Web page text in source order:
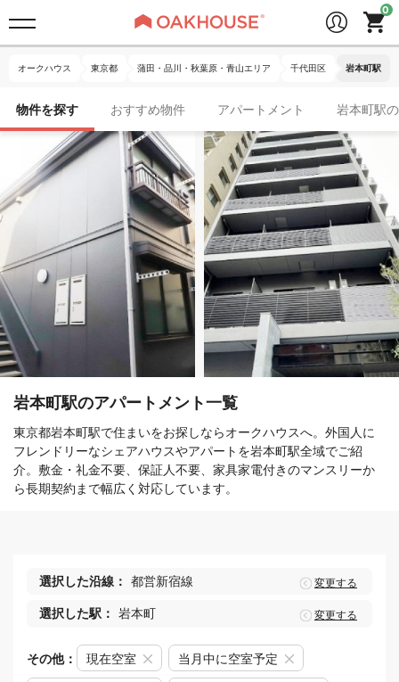
オークハウス 東京都 蒲田・品川・秋葉原・青山エリア 千代田区 岩本町駅
物件を探す おすすめ物件 アパートメント 岩本町駅
岩本町駅のアパートメント一覧
東京都岩本町駅で住まいをお探しならオークハウスへ。外国人に
フレンドリーなシェアハウスやアパートを岩本町駅全域でご紹
介。敷金・礼金不要、保証人不要、家具家電付きのマンスリーか
ら長期契約まで幅広く対応しています。
選択した沿線： 都営新宿線 変更する
選択した駅： 岩本町 変更する
その他： 現在空室 当月中に空室予定